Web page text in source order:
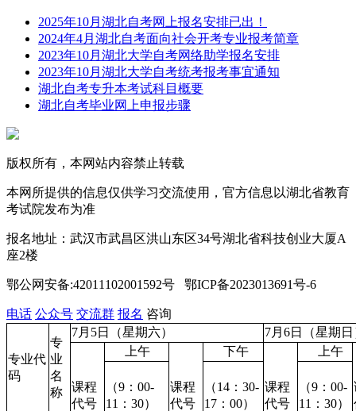
2025年10月湖北自考网上报名安排已出！
2024年4月湖北自考面向社会开考专业报考简章
2023年10月湖北大学自考网络助学报名安排
2023年10月湖北大学自考统考报考事宜通知
湖北自考专升本考试科目概要
湖北自考毕业网上申报步骤
版权所有，本网站内容禁止转载
本网所提供的信息仅供学习交流使用，官方信息以湖北省教育
考试院发布为准
报名地址：武汉市武昌区洪山东区34号湖北省科技创业大厦A
座2楼
鄂公网安备:42011102001592号 鄂ICP备2023013691号-6
电话 公众号 交流群 报名 咨询
专业代
码
专
业
名
称
7月5日（星期六） 7月6日（星期
课程
代号
上午
课程
代号
下午
课程
代号
上午
（9：00-
11：30）
（14：30-
17：00）
（9：00-
11：30）